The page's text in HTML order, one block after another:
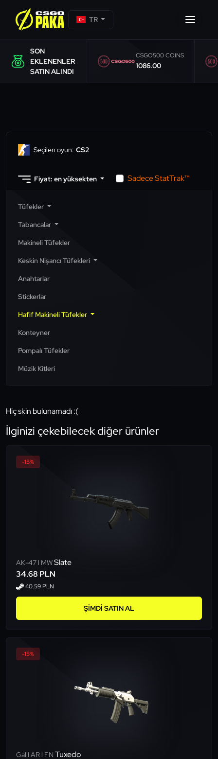
TR
SON
EKLENENLER
SATIN ALINDI
CSGO500 COINS
1086.00
Seçilen oyun: CS2
Fiyat: en yüksekten Sadece StatTrak™
Tüfekler
Tabancalar
Makineli Tüfekler
Keskin Nişancı Tüfekleri
Anahtarlar
Stickerlar
Hafif Makineli Tüfekler
Konteyner
Pompalı Tüfekler
Müzik Kitleri
Hiç skin bulunamadı :(
İlginizi çekebilecek diğer ürünler
-15%
AK-47 l MWSlate
34.68 PLN
40.59 PLN
ŞIMDI SATIN AL
-15%
Galil AR l FN Tuxedo